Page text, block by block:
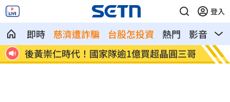
登入
即時 慈濟遭詐騙 台股怎投資 熱門 影音
熱
原
後黃崇仁時代！國家隊逾1億買超晶圓三哥 交易